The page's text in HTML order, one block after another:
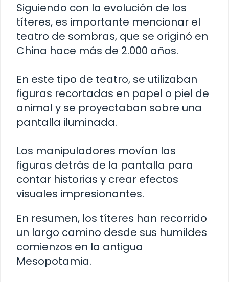
Siguiendo con la evolución de los
títeres, es importante mencionar el
teatro de sombras, que se originó en
China hace más de 2.000 años.
En este tipo de teatro, se utilizaban
figuras recortadas en papel o piel de
animal y se proyectaban sobre una
pantalla iluminada.
Los manipuladores movían las
figuras detrás de la pantalla para
contar historias y crear efectos
visuales impresionantes.
En resumen, los títeres han recorrido
un largo camino desde sus humildes
comienzos en la antigua
Mesopotamia.